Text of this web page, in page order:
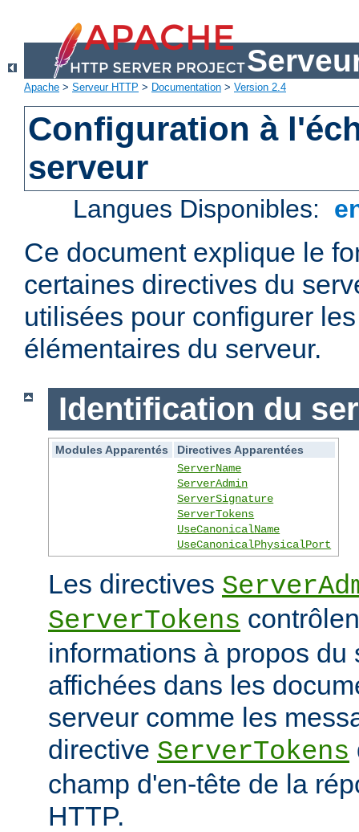
Apache > Serveur HTTP > Documentation > Version 2.4
Configuration à
serveur
Langues Disponibles:
Ce document explique le
certaines directives du
utilisées pour configurer
élémentaires du serveur.
Identification du
Modules Apparentés
Directives Apparentées
ServerName
ServerAdmin
ServerSignature
ServerTokens
UseCanonicalName
UseCanonicalPhysicalPort
Les directives
ServerTokens
informations à propos du
affichées dans les
serveur comme les
directive ServerTokens
champ d'en-tête de la
HTTP.